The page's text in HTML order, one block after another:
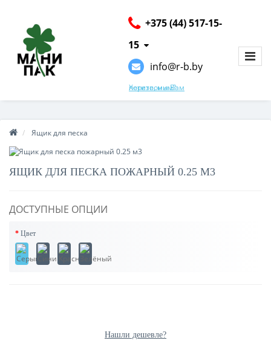
+375 (44) 517-15-
15
Хотите, мы Вам перезвоним?
info@r-b.by
Ящик для песка
ЯЩИК ДЛЯ ПЕСКА ПОЖАРНЫЙ 0.25 М3
ДОСТУПНЫЕ ОПЦИИ
Цвет
Нашли дешевле?